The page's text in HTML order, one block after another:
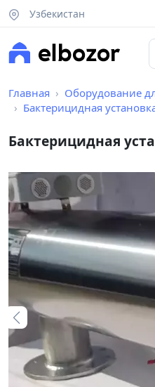
Узбекистан
Главная Оборудование
Бактерицидная установка
Бактерицидная